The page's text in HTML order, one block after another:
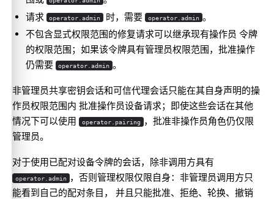
请求
operator.admin 时，需要 operator.admin 。
不包含显式权限范围的修复请求可以继承现有操作员 令牌
的权限范围；如果该令牌具有管理员权限范围，批准操作
仍需要
operator.admin 。
非管理员共享密钥会话和可信代理会话只能在其自身声明的操
作员权限范围内 批准操作员设备请求；即使这些会话在其他
情况下可以使用
operator.pairing ，批准非操作员角色仍仅限
管理员。
对于使用已配对设备令牌的会话，除非调用方具有
operator.admin ，否则管理权限仅限自身：非管理员调用方只
能看到自己的配对条目， 并且只能批准、拒绝、轮换、撤销